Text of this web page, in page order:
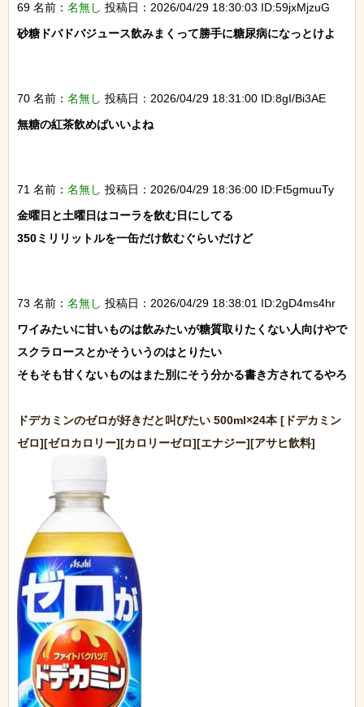
69 名前： 名無し 投稿日：2026/04/29 18:30:03 ID:59jxMjzuG
砂糖ドバドバジュース飲みまくって勝手に糖尿病になっとけよ
70 名前： 名無し 投稿日：2026/04/29 18:31:00 ID:8gI/Bi3AE
無糖の紅茶飲めばいいよね
71 名前： 名無し 投稿日：2026/04/29 18:36:00 ID:Ft5gmuuTy
金曜日と土曜日はコーラを飲む日にしてる
350ミリリットルを一缶だけ飲むぐらいだけど
73 名前： 名無し 投稿日：2026/04/29 18:38:01 ID:2gD4ms4hr
ワイみたいに甘いものは飲みたいが糖質取りたくない人向けやで
スクラロースとかそういうのはとりたい
そもそも甘くないものはまた別にそう分かる書き方されてるやろ
ドデカミンのゼロが好きだと叫びたい 500ml×24本 [ドデカミン